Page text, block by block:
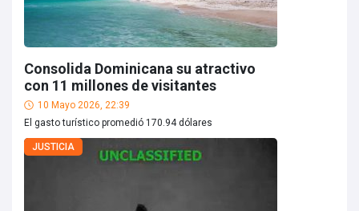
Consolida Dominicana su atractivo
con 11 millones de visitantes
10 Mayo 2026, 22:39
El gasto turístico promedió 170.94 dólares
JUSTICIA